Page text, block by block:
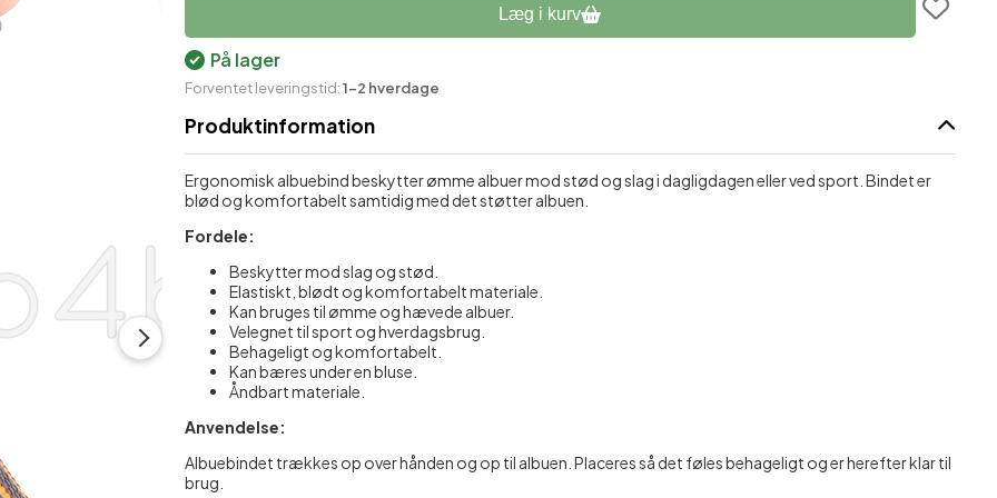
Økologisk Hudpleje
Plastre mod ømhed
Sæber
Skulder- og nakkestøtte
Støttestrømper
Massage
Læg i kurv
På lager
Forventet leveringstid:1-2 hverdage
Produktinformation
Ergonomisk albuebind beskytter ømme albuer mod stød og slag i dagligdagen eller ved sport. Bindet er
blød og komfortabelt samtidig med det støtter albuen.
Fordele:
Beskytter mod slag og stød.
Elastiskt, blødt og komfortabelt materiale.
Kan bruges til ømme og hævede albuer.
Velegnet til sport og hverdagsbrug.
Behageligt og komfortabelt.
Kan bæres under en bluse.
Åndbart materiale.
Anvendelse:
Albuebindet trækkes op over hånden og op til albuen. Placeres så det føles behageligt og er herefter klar til
brug.